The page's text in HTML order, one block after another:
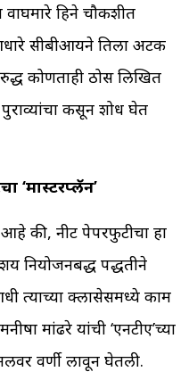
वाघमारे हिने चौकशीत
सीबीआयने तिला अटक
कोणताही ठोस लिखित
कसून शोध घेत
‘मास्टरप्लॅन’
की, नीट पेपरफुटीचा हा
नियोजनबद्ध पद्धतीने
त्याच्या क्लासेसमध्ये काम
मांढरे यांची ‘एनटीए’च्या
वर्णी लावून घेतली.